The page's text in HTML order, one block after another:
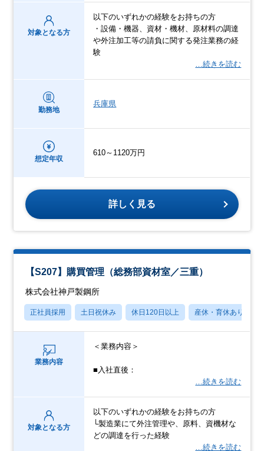
対象となる方
以下のいずれかの経験をお持ちの方
・設備・機器、資材・機材、原材料の調達
や外注加工等の請負に関する発注業務の経
験
…続きを読む
勤務地
兵庫県
想定年収
610～1120万円
詳しく見る
【S207】購買管理（総務部資材室／三重）
株式会社神戸製鋼所
正社員採用 土日祝休み 休日120日以上 産休・育休あり
業務内容
＜業務内容＞
■入社直後：
…続きを読む
対象となる方
以下のいずれかの経験をお持ちの方
└製造業にて外注管理や、原料、資機材な
どの調達を行った経験
…続きを読む